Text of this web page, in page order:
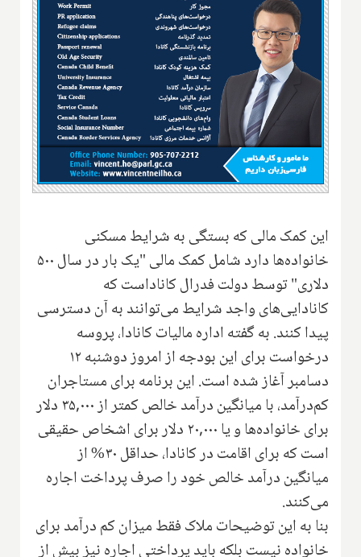
این کمک مالی که بستگی به شرایط مسکنی
خانواده‌ها دارد شامل کمک مالی "یک بار در سال ۵۰۰
دلاری" توسط دولت فدرال کاناداست که
کانادایی‌های واجد شرایط می‌توانند به آن دسترسی
پیدا کنند. به گفته اداره مالیات کانادا، پروسه
درخواست برای این بودجه از امروز دوشنبه ۱۲
دسامبر آغاز شده است. این برنامه برای مستاجران
کم‌درآمد، با میانگین درآمد خالص کمتر از ۳۵,۰۰۰ دلار
برای خانواده‌ها و یا ۲۰,۰۰۰ دلار برای اشخاص حقیقی
است که برای اقامت در کانادا، حداقل ۳۰% از
میانگین درآمد خالص خود را صرف پرداخت اجاره
می‌کنند.
بنا به این توضیحات ملاک فقط میزان کم درآمد برای
خانواده نیست بلکه باید پرداختی اجاره نیز بیش از